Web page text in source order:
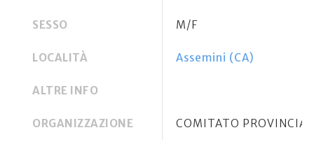
SESSO M/F
LOCALITÀ Assemini (CA)
ALTRE INFO
ORGANIZZAZIONE COMITATO